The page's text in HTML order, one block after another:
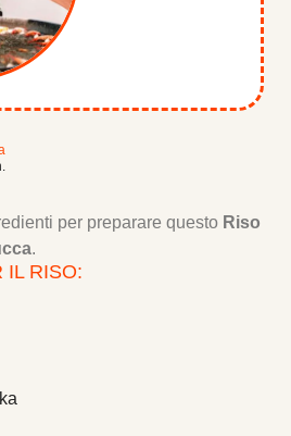
per preparare questo Riso
.
IL RISO: